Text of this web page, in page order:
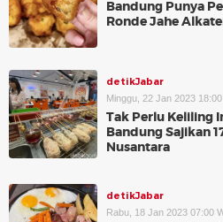
Bandung Punya
Ronde Jahe
detikJabar
Minggu, 22 Jan 2023
Tak Perlu Keliling
Bandung Sajikan
Nusantara
detikJabar
Rabu, 18 Jan 2023 07:00